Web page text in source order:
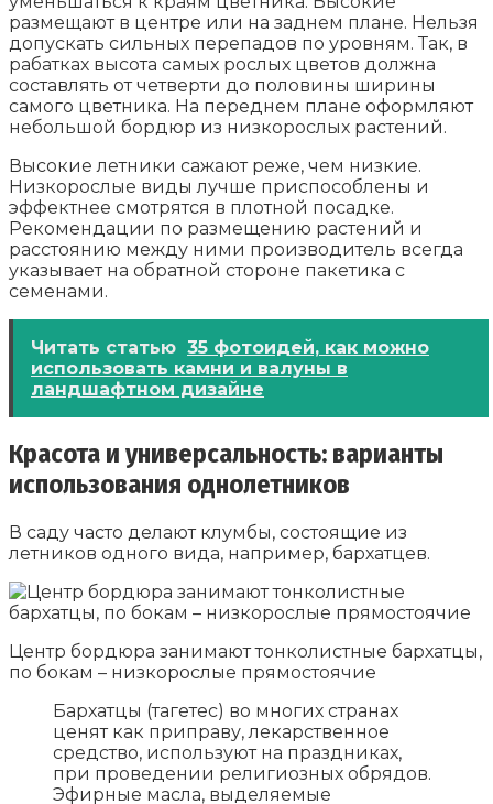
размещают в центре или на заднем плане. Нельзя
допускать сильных перепадов по уровням. Так, в
рабатках высота самых рослых цветов должна
составлять от четверти до половины ширины
самого цветника. На переднем плане оформляют
небольшой бордюр из низкорослых растений.
Высокие летники сажают реже, чем низкие.
Низкорослые виды лучше приспособлены и
эффектнее смотрятся в плотной посадке.
Рекомендации по размещению растений и
расстоянию между ними производитель всегда
указывает на обратной стороне пакетика с
семенами.
Читать статью 35 фотоидей, как можно
использовать камни и валуны в
ландшафтном дизайне
Красота и универсальность: варианты
использования однолетников
В саду часто делают клумбы, состоящие из
летников одного вида, например, бархатцев.
Центр бордюра занимают тонколистные бархатцы,
по бокам – низкорослые прямостоячие
Бархатцы (тагетес) во многих странах
ценят как приправу, лекарственное
средство, используют на праздниках,
при проведении религиозных обрядов.
Эфирные масла, выделяемые